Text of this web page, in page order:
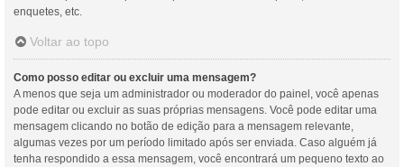
enquetes, etc.
Voltar ao topo
Como posso editar ou excluir uma mensagem?
A menos que seja um administrador ou moderador do painel, você apenas
pode editar ou excluir as suas próprias mensagens. Você pode editar uma
mensagem clicando no botão de edição para a mensagem relevante,
algumas vezes por um período limitado após ser enviada. Caso alguém já
tenha respondido a essa mensagem, você encontrará um pequeno texto ao